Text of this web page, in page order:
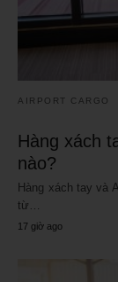
AIRPORT CARGO
Hàng xách
nào?
Hàng xách tay và
từ…
17 giờ ago